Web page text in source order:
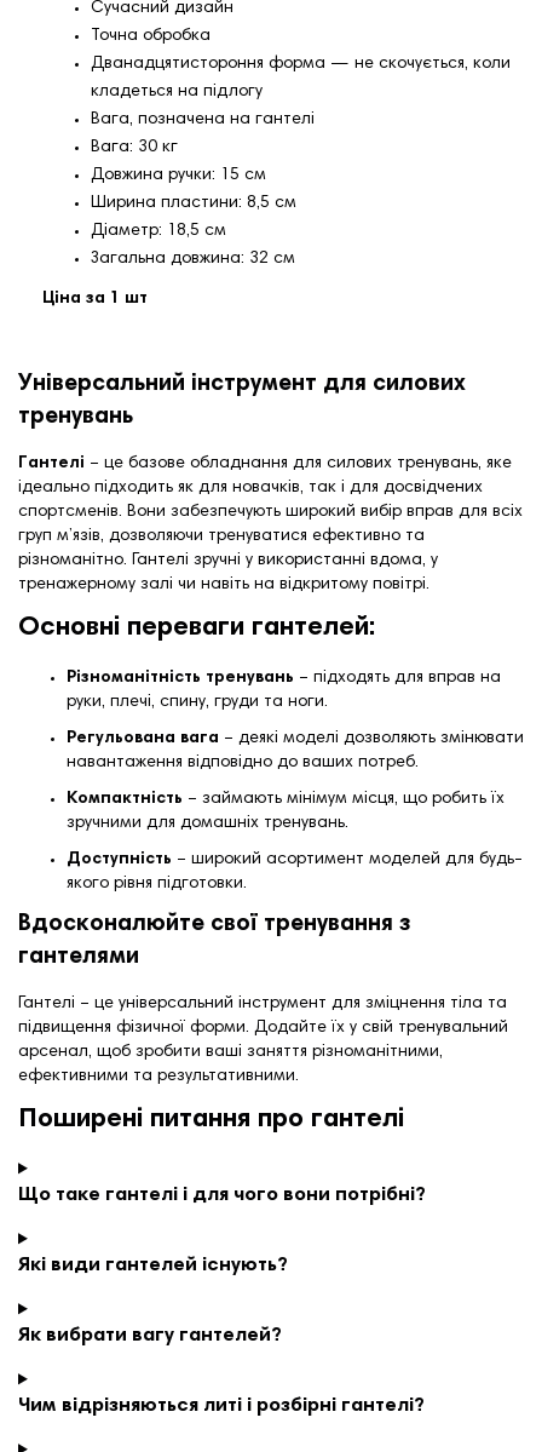
Сучасний дизайн
Точна обробка
Дванадцятистороння форма — не скочується, коли
кладеться на підлогу
Вага, позначена на гантелі
Вага: 30 кг
Довжина ручки: 15 см
Ширина пластини: 8,5 см
Діаметр: 18,5 см
Загальна довжина: 32 см
Ціна за 1 шт
Універсальний інструмент для силових
тренувань
Гантелі – це базове обладнання для силових тренувань, яке
ідеально підходить як для новачків, так і для досвідчених
спортсменів. Вони забезпечують широкий вибір вправ для всіх
груп м’язів, дозволяючи тренуватися ефективно та
різноманітно. Гантелі зручні у використанні вдома, у
тренажерному залі чи навіть на відкритому повітрі.
Основні переваги гантелей:
Різноманітність тренувань – підходять для вправ на
руки, плечі, спину, груди та ноги.
Регульована вага – деякі моделі дозволяють змінювати
навантаження відповідно до ваших потреб.
Компактність – займають мінімум місця, що робить їх
зручними для домашніх тренувань.
Доступність – широкий асортимент моделей для будь-
якого рівня підготовки.
Вдосконалюйте свої тренування з
гантелями
Гантелі – це універсальний інструмент для зміцнення тіла та
підвищення фізичної форми. Додайте їх у свій тренувальний
арсенал, щоб зробити ваші заняття різноманітними,
ефективними та результативними.
Поширені питання про гантелі
Що таке гантелі і для чого вони потрібні?
Які види гантелей існують?
Як вибрати вагу гантелей?
Чим відрізняються литі і розбірні гантелі?